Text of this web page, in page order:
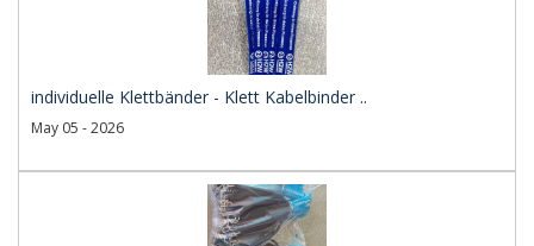
individuelle Klettbänder - Klett Kabelbinder ..
May 05 - 2026